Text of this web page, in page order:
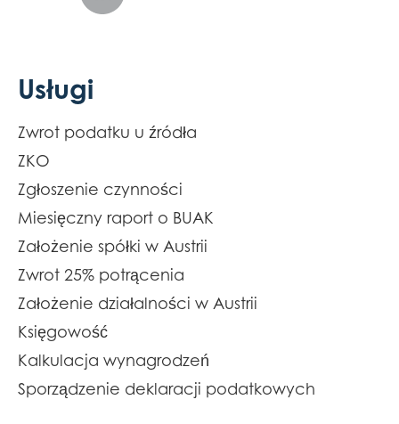
Usługi
Zwrot podatku u źródła
ZKO
Zgłoszenie czynności
Miesięczny raport o BUAK
Założenie spółki w Austrii
Zwrot 25% potrącenia
Założenie działalności w Austrii
Księgowość
Kalkulacja wynagrodzeń
Sporządzenie deklaracji podatkowych